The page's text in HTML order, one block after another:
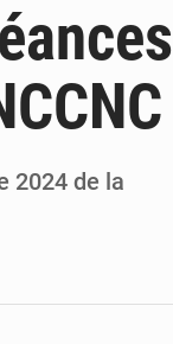
de l’Assemblée
2024 de la